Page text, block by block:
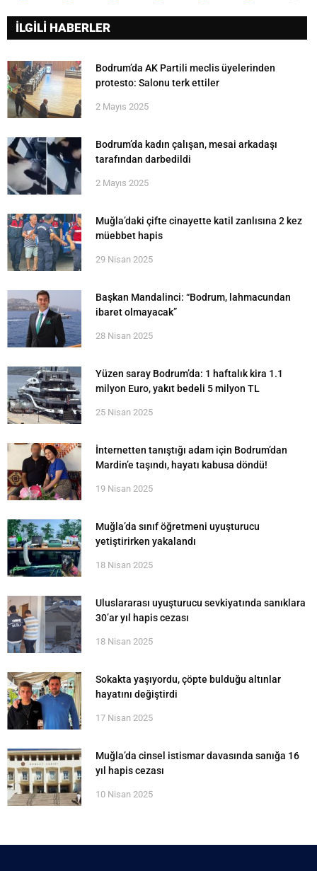
İLGİLİ HABERLER
Bodrum’da AK Partili meclis üyelerinden
protesto: Salonu terk ettiler
2 Mayıs 2025
Bodrum’da kadın çalışan, mesai arkadaşı
tarafından darbedildi
2 Mayıs 2025
Muğla’daki çifte cinayette katil zanlısına 2 kez
müebbet hapis
29 Nisan 2025
Başkan Mandalinci: “Bodrum, lahmacundan
ibaret olmayacak”
28 Nisan 2025
Yüzen saray Bodrum’da: 1 haftalık kira 1.1
milyon Euro, yakıt bedeli 5 milyon TL
25 Nisan 2025
İnternetten tanıştığı adam için Bodrum’dan
Mardin’e taşındı, hayatı kabusa döndü!
19 Nisan 2025
Muğla’da sınıf öğretmeni uyuşturucu
yetiştirirken yakalandı
18 Nisan 2025
Uluslararası uyuşturucu sevkiyatında sanıklara
30’ar yıl hapis cezası
18 Nisan 2025
Sokakta yaşıyordu, çöpte bulduğu altınlar
hayatını değiştirdi
17 Nisan 2025
Muğla’da cinsel istismar davasında sanığa 16
yıl hapis cezası
10 Nisan 2025